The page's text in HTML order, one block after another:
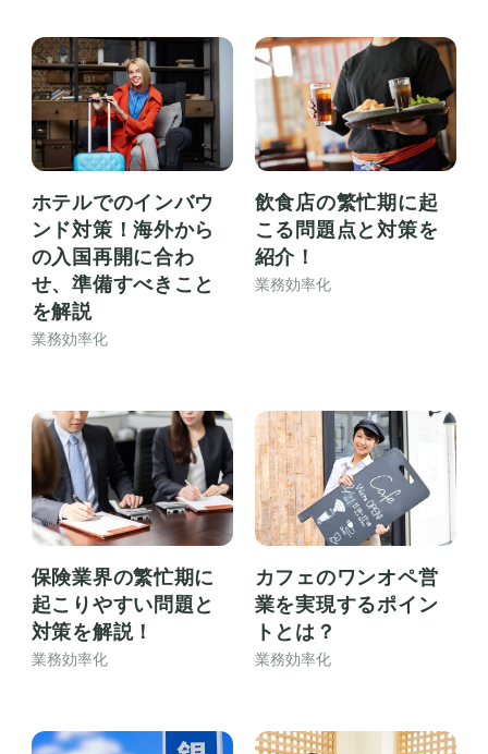
ホテルでのインバウ
ンド対策！海外から
の入国再開に合わ
せ、準備すべきこと
を解説
業務効率化
飲食店の繁忙期に起
こる問題点と対策を
紹介！
業務効率化
保険業界の繁忙期に
起こりやすい問題と
対策を解説！
業務効率化
カフェのワンオペ営
業を実現するポイン
トとは？
業務効率化